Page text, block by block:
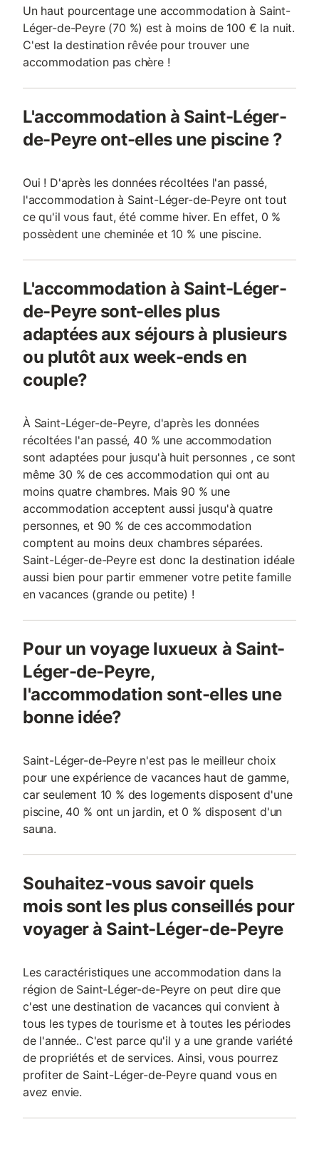
Un haut pourcentage une accommodation à Saint-
Léger-de-Peyre (70 %) est à moins de 100 € la nuit.
C'est la destination rêvée pour trouver une
accommodation pas chère !
L'accommodation à Saint-Léger-
de-Peyre ont-elles une piscine ?
Oui ! D'après les données récoltées l'an passé,
l'accommodation à Saint-Léger-de-Peyre ont tout
ce qu'il vous faut, été comme hiver. En effet, 0 %
possèdent une cheminée et 10 % une piscine.
L'accommodation à Saint-Léger-
de-Peyre sont-elles plus
adaptées aux séjours à plusieurs
ou plutôt aux week-ends en
couple?
À Saint-Léger-de-Peyre, d'après les données
récoltées l'an passé, 40 % une accommodation
sont adaptées pour jusqu'à huit personnes , ce sont
même 30 % de ces accommodation qui ont au
moins quatre chambres. Mais 90 % une
accommodation acceptent aussi jusqu'à quatre
personnes, et 90 % de ces accommodation
comptent au moins deux chambres séparées.
Saint-Léger-de-Peyre est donc la destination idéale
aussi bien pour partir emmener votre petite famille
en vacances (grande ou petite) !
Pour un voyage luxueux à Saint-
Léger-de-Peyre,
l'accommodation sont-elles une
bonne idée?
Saint-Léger-de-Peyre n'est pas le meilleur choix
pour une expérience de vacances haut de gamme,
car seulement 10 % des logements disposent d'une
piscine, 40 % ont un jardin, et 0 % disposent d'un
sauna.
Souhaitez-vous savoir quels
mois sont les plus conseillés pour
voyager à Saint-Léger-de-Peyre
Les caractéristiques une accommodation dans la
région de Saint-Léger-de-Peyre on peut dire que
c'est une destination de vacances qui convient à
tous les types de tourisme et à toutes les périodes
de l'année.. C'est parce qu'il y a une grande variété
de propriétés et de services. Ainsi, vous pourrez
profiter de Saint-Léger-de-Peyre quand vous en
avez envie.